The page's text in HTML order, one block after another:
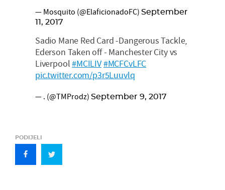
— Mosquito (@ElaficionadoFC) September
11, 2017
Sadio Mane Red Card -Dangerous Tackle,
Ederson Taken off - Manchester City vs
Liverpool#MCILIV#MCFCvLFC
pic.twitter.com/p3r5Luuvlq
— . (@TMProdz) September 9, 2017
PODIJELI